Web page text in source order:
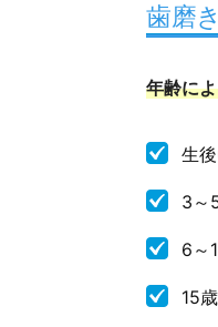
歯磨
年齢に
生
3
6
15